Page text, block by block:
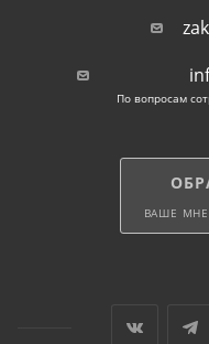
По вопросам
ВАШЕ